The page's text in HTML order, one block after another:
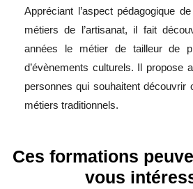
Appréciant l’aspect pédagogique
métiers de l’artisanat, il fait
années le métier de tailleur de
d’évènements culturels. Il propose
personnes qui souhaitent découvrir
métiers traditionnels.
Ces formations
vous